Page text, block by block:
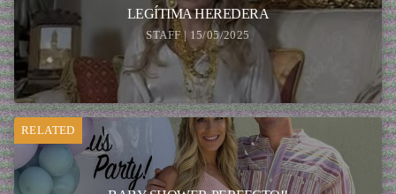
LEGÍTIMA HEREDERA
STAFF | 15/05/2025
RELATED